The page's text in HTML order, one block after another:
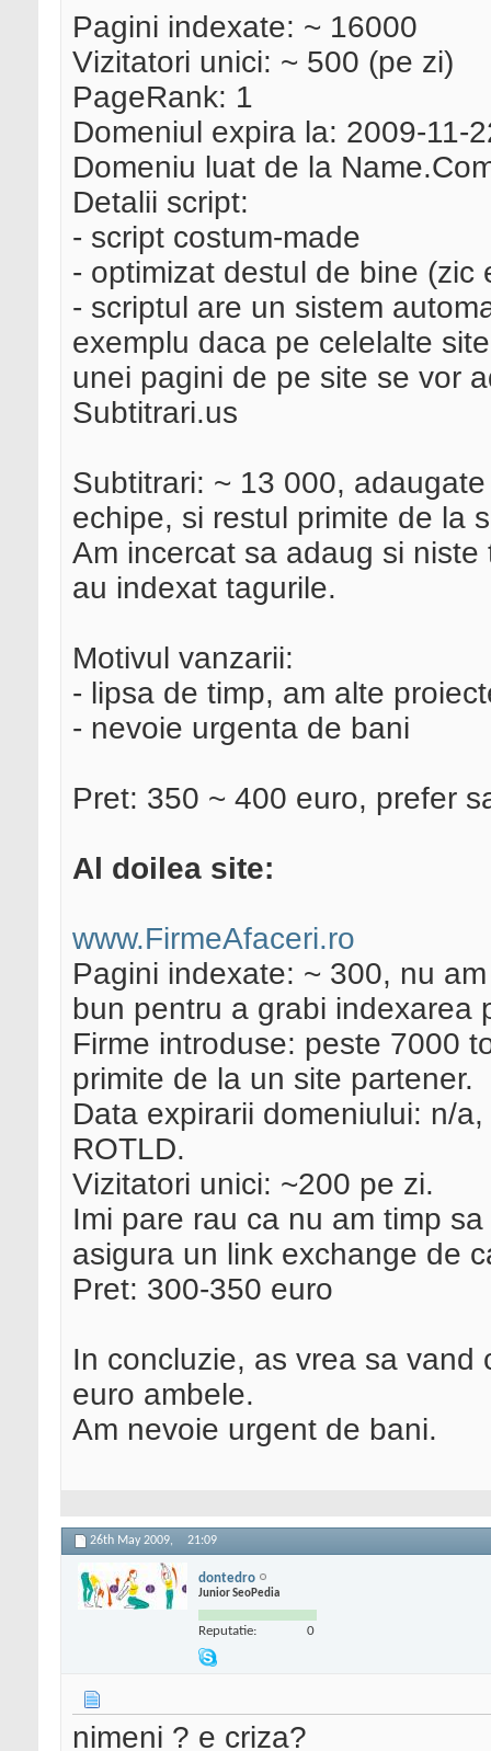
Pagini indexate: ~ 16000
Vizitatori unici: ~ 500 (pe zi)
PageRank: 1
Domeniul expira la: 2009-11-
Domeniu luat de la
Detalii script:
- script costum-made
- optimizat destul de bine (zic
- scriptul are un sistem
exemplu daca pe celelalte
unei pagini de pe site se vor
Subtitrari.us
Subtitrari: ~ 13 000,
echipe, si restul primite de la
Am incercat sa adaug si
au indexat tagurile.
Motivul vanzarii:
- lipsa de timp, am alte
- nevoie urgenta de bani
Pret: 350 ~ 400 euro, prefer
Al doilea site:
www.FirmeAfaceri.ro
Pagini indexate: ~ 300, nu
bun pentru a grabi indexarea
Firme introduse: peste 7000
primite de la un site partener.
Data expirarii domeniului: n/
ROTLD.
Vizitatori unici: ~200 pe zi.
Imi pare rau ca nu am timp
asigura un link exchange de
Pret: 300-350 euro
In concluzie, as vrea sa
euro ambele.
Am nevoie urgent de bani.
26th May 2009, 21:09
dontedro
Junior SeoPedia
Reputatie: 0
nimeni ? e criza?